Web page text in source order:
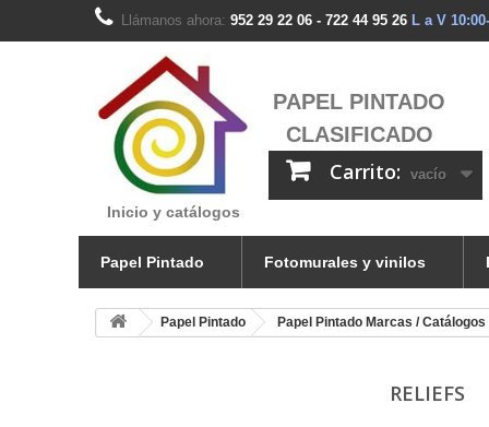
Llámanos ahora: 952 29 22 06 - 722 44 95 26 L a V
Inicio y catálogos
PAPEL PINTADO
CLASIFICADO
Carrito: vacío
Papel Pintado Fotomurales y vinilos
Papel Pintado Papel Pintado Marcas / Catálogos
RELIEFS